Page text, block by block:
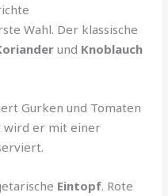
Wahl. Der klassische
und Knoblauch
Gurken und Tomaten
wird er mit einer
Eintopf. Rote